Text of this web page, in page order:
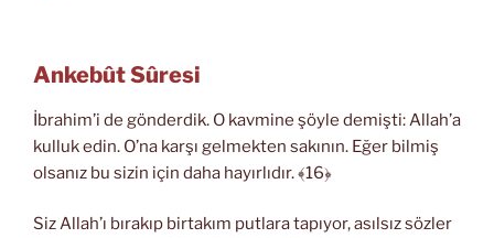
Ankebût Sûresi
İbrahim’i de gönderdik. O kavmine şöyle demişti: Allah’a
kulluk edin. O’na karşı gelmekten sakının. Eğer bilmiş
olsanız bu sizin için daha hayırlıdır. ﴾16﴿
Siz Allah’ı bırakıp birtakım putlara tapıyor, asılsız sözler